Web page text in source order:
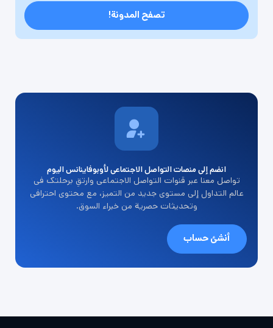
تصفح المدونة!
انضم إلى منصات التواصل الاجتماعي لأوبوفاينانس اليوم
تواصل معنا عبر قنوات التواصل الاجتماعي وارتقِ برحلتك في
عالم التداول إلى مستوى جديد من التميز، مع محتوى احترافي
وتحديثات حصرية من خبراء السوق.
أنشئ حساب